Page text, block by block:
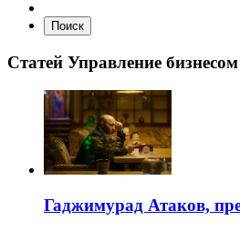
Поиск
Статей Управление бизнесом
Гаджимурад Атаков,